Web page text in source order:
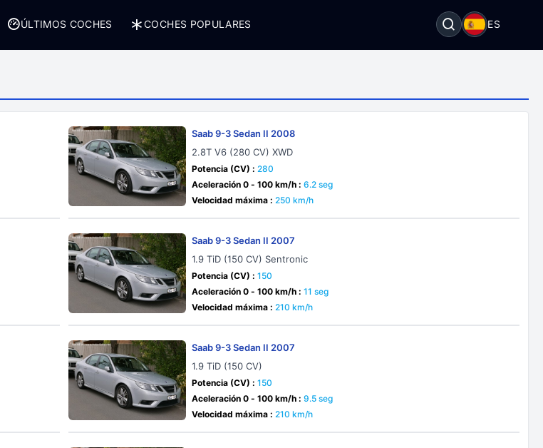
ÚLTIMOS COCHES COCHES POPULARES ES
Saab 9-3 Sedan II 2008
2.8T V6 (280 CV) XWD
Potencia (CV) : 280
Aceleración 0 - 100 km/h : 6.2 seg
Velocidad máxima : 250 km/h
Saab 9-3 Sedan II 2007
1.9 TiD (150 CV) Sentronic
Potencia (CV) : 150
Aceleración 0 - 100 km/h : 11 seg
Velocidad máxima : 210 km/h
Saab 9-3 Sedan II 2007
1.9 TiD (150 CV)
Potencia (CV) : 150
Aceleración 0 - 100 km/h : 9.5 seg
Velocidad máxima : 210 km/h